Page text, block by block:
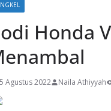
Honda
Agustus 2022 Naila Athiyyah